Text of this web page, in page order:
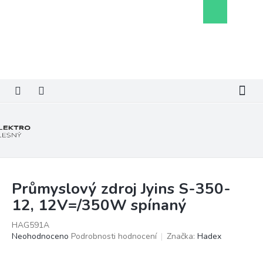
košík
Průmyslový zdroj Jyins S-350-
12, 12V=/350W spínaný
HAG591A
Průměrné
Neohodnoceno Podrobnosti hodnocení Značka: Hadex